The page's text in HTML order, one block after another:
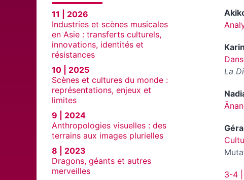
11 | 2026
Industries et scènes musicales
en Asie : transferts culturels,
innovations, identités et
résistances
10 | 2025
Scènes et cultures du monde :
représentations, enjeux et
limites
9 | 2024
Anthropologies visuelles : des
terrains aux images plurielles
8 | 2023
Dragons, géants et autres
merveilles
La
3-4